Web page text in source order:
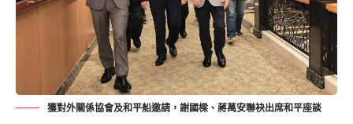
獲對外關係協會及和平船邀請，謝國樑、蔣萬安聯袂出席和平座談